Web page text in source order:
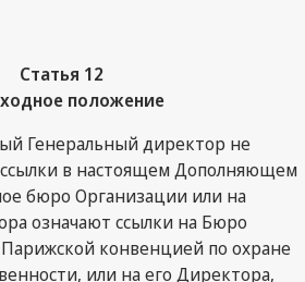
Статья 12
положение
Генеральный директор не
ссылки в настоящем Дополняющем
бюро Организации или на
означают ссылки на Бюро
конвенцией по охране
или на его Директора,